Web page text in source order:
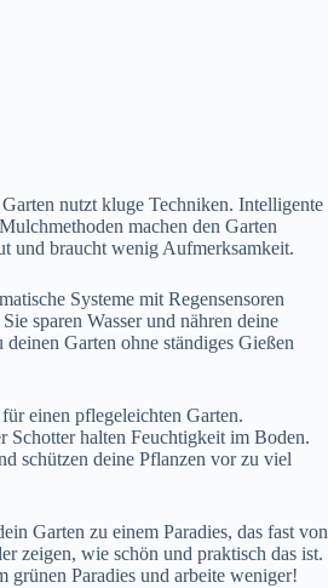
nutzt kluge Techniken. Intelligente
machen den Garten
und braucht wenig Aufmerksamkeit.
Systeme mit Regensensoren
sparen Wasser und nähren deine
Garten ohne ständiges Gießen
einen pflegeleichten Garten.
Schotter halten Feuchtigkeit im Boden.
schützen deine Pflanzen vor zu viel
Garten zu einem Paradies, das fast von
zeigen, wie schön und praktisch das ist.
grünen Paradies und arbeite weniger!